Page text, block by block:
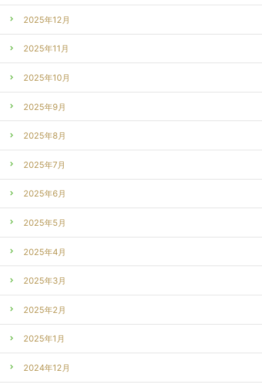
2025年12月
2025年11月
2025年10月
2025年9月
2025年8月
2025年7月
2025年6月
2025年5月
2025年4月
2025年3月
2025年2月
2025年1月
2024年12月